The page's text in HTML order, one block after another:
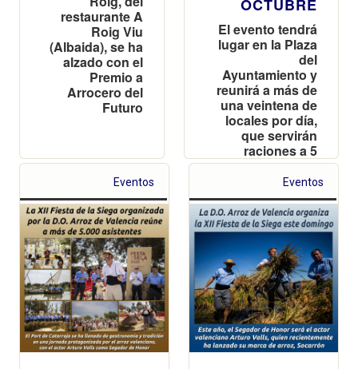
restaurante A
Roig Viu
(Albaida), se ha
alzado con el
Premio a
Arrocero del
Futuro
OCTUBRE
El evento tendrá
lugar en la Plaza
del
Ayuntamiento y
reunirá a más de
una veintena de
locales por día,
que servirán
raciones a 5
euros
Eventos Eventos